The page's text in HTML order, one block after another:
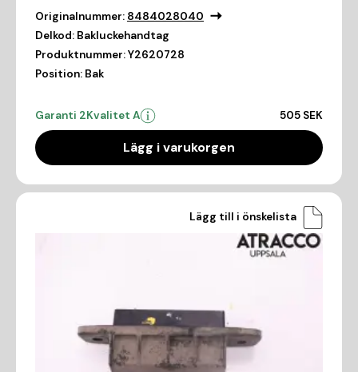
Originalnummer: 8484028040
Delkod: Bakluckehandtag
Produktnummer:Y2620728
Position: Bak
Garanti 2Kvalitet A 505 SEK
Lägg i varukorgen
Lägg till i önskelista